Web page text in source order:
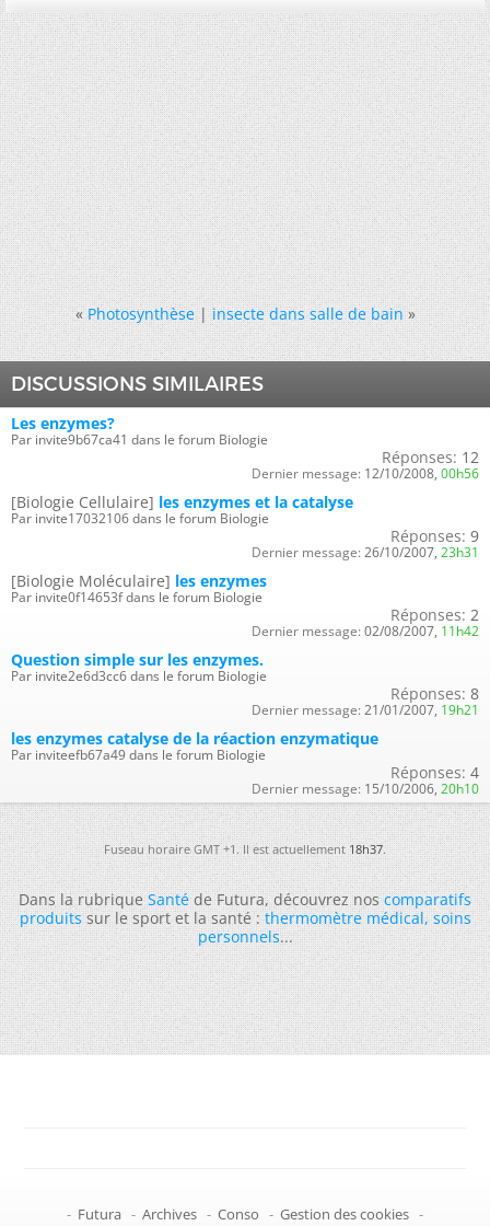
« Photosynthèse|insecte dans salle de bain »
DISCUSSIONS SIMILAIRES
Les enzymes?
Par invite9b67ca41 dans le forum Biologie
Réponses: 12
Dernier message: 12/10/2008, 00h56
[Biologie Cellulaire] les enzymes et la catalyse
Par invite17032106 dans le forum Biologie
Réponses: 9
Dernier message: 26/10/2007, 23h31
[Biologie Moléculaire] les enzymes
Par invite0f14653f dans le forum Biologie
Réponses: 2
Dernier message: 02/08/2007, 11h42
Question simple sur les enzymes.
Par invite2e6d3cc6 dans le forum Biologie
Réponses: 8
Dernier message: 21/01/2007, 19h21
les enzymes catalyse de la réaction enzymatique
Par inviteefb67a49 dans le forum Biologie
Réponses: 4
Dernier message: 15/10/2006, 20h10
Fuseau horaire GMT +1. Il est actuellement18h37.
Dans la rubriqueSantéde Futura, découvrez noscomparatifs
produitssur le sport et la santé :thermomètre médical,soins
personnels...
- Futura - Archives - Conso - Gestion des cookies -